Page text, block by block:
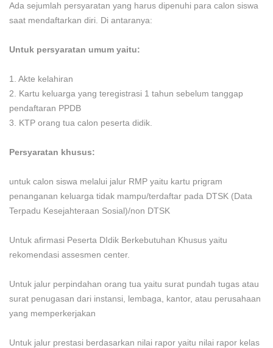
Ada sejumlah persyaratan yang harus dipenuhi para calon siswa
saat mendaftarkan diri. Di antaranya:
Untuk persyaratan umum yaitu:
1. Akte kelahiran
2. Kartu keluarga yang teregistrasi 1 tahun sebelum tanggap
pendaftaran PPDB
3. KTP orang tua calon peserta didik.
Persyaratan khusus:
untuk calon siswa melalui jalur RMP yaitu kartu prigram
penanganan keluarga tidak mampu/terdaftar pada DTSK (Data
Terpadu Kesejahteraan Sosial)/non DTSK
Untuk afirmasi Peserta DIdik Berkebutuhan Khusus yaitu
rekomendasi assesmen center.
Untuk jalur perpindahan orang tua yaitu surat pundah tugas atau
surat penugasan dari instansi, lembaga, kantor, atau perusahaan
yang memperkerjakan
Untuk jalur prestasi berdasarkan nilai rapor yaitu nilai rapor kelas